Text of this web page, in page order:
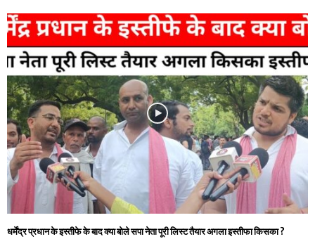
धर्मेंद्र प्रधान के इस्तीफे के बाद क्या बोले सपा नेता पूरी लिस्ट तैयार अगला इस्तीफा किसका ?